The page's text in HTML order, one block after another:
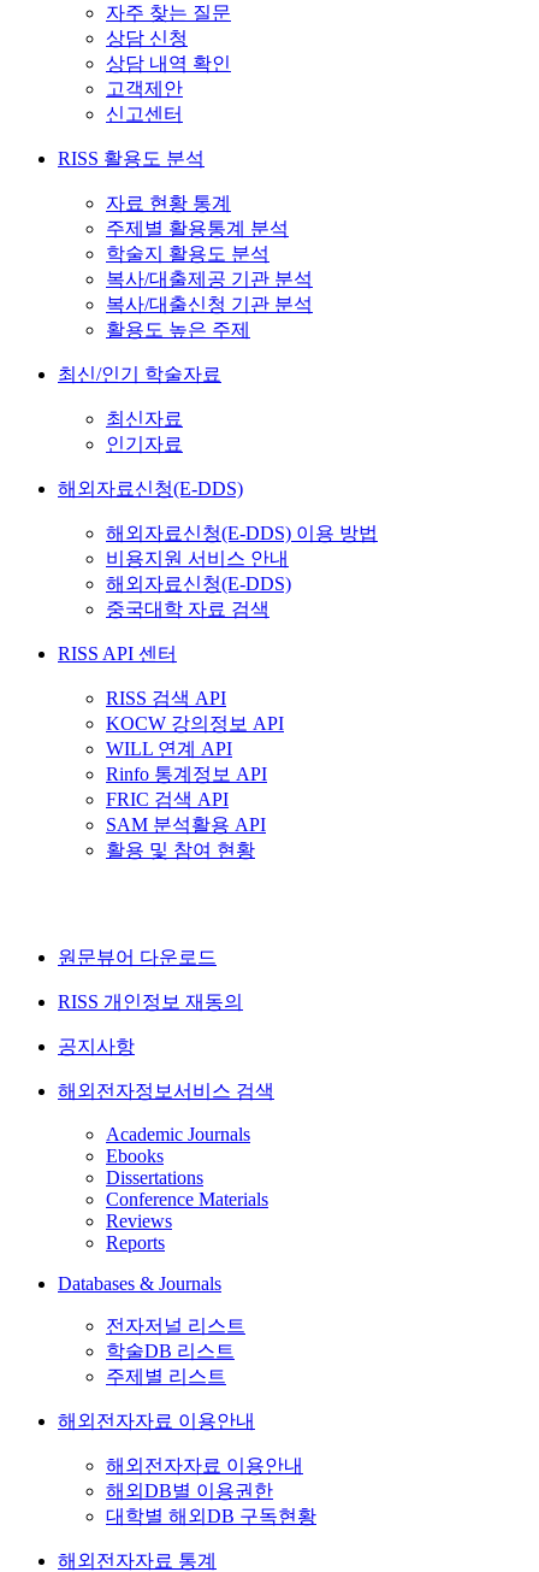
자주 찾는 질문
상담 신청
상담 내역 확인
고객제안
신고센터
RISS 활용도 분석
자료 현황 통계
주제별 활용통계 분석
학술지 활용도 분석
복사/대출제공 기관 분석
복사/대출신청 기관 분석
활용도 높은 주제
최신/인기 학술자료
최신자료
인기자료
해외자료신청(E-DDS)
해외자료신청(E-DDS) 이용 방법
비용지원 서비스 안내
해외자료신청(E-DDS)
중국대학 자료 검색
RISS API 센터
RISS 검색 API
KOCW 강의정보 API
WILL 연계 API
Rinfo 통계정보 API
FRIC 검색 API
SAM 분석활용 API
활용 및 참여 현황
원문뷰어 다운로드
RISS 개인정보 재동의
공지사항
해외전자정보서비스 검색
Academic Journals
Ebooks
Dissertations
Conference Materials
Reviews
Reports
Databases & Journals
전자저널 리스트
학술DB 리스트
주제별 리스트
해외전자자료 이용안내
해외전자자료 이용안내
해외DB별 이용권한
대학별 해외DB 구독현황
해외전자자료 통계